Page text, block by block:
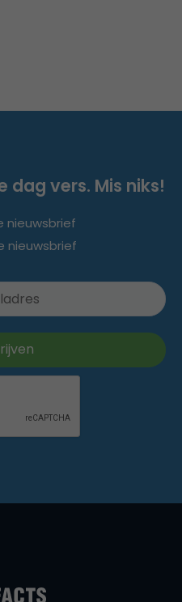
dag vers. Mis niks!
nieuwsbrief
nieuwsbrief